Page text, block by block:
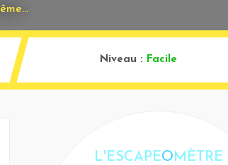
Niveau : Facile
L'ESCAPEOMÈTRE